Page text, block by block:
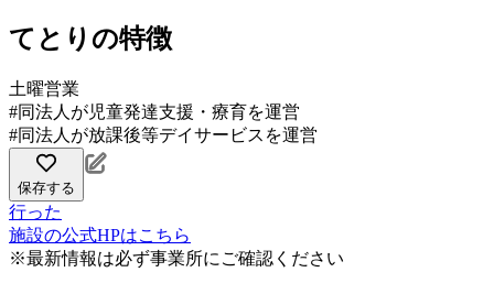
てとりの特徴
土曜営業
#同法人が児童発達支援・療育を運営
#同法人が放課後等デイサービスを運営
保存する
行った
施設の公式HPはこちら
※最新情報は必ず事業所にご確認ください